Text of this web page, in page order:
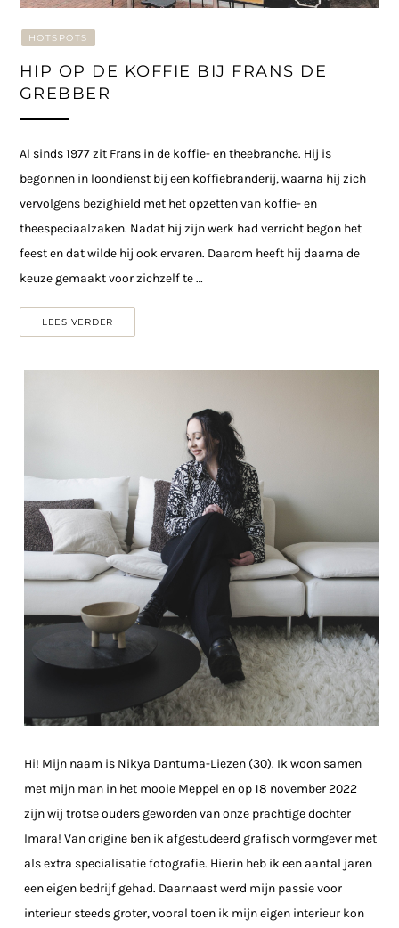
HOTSPOTS
HIP OP DE KOFFIE BIJ FRANS DE
GREBBER
Al sinds 1977 zit Frans in de koffie- en theebranche. Hij is
begonnen in loondienst bij een koffiebranderij, waarna hij zich
vervolgens bezighield met het opzetten van koffie- en
theespeciaalzaken. Nadat hij zijn werk had verricht begon het
feest en dat wilde hij ook ervaren. Daarom heeft hij daarna de
keuze gemaakt voor zichzelf te …
LEES VERDER
Hi! Mijn naam is Nikya Dantuma-Liezen (30). Ik woon samen
met mijn man in het mooie Meppel en op 18 november 2022
zijn wij trotse ouders geworden van onze prachtige dochter
Imara! Van origine ben ik afgestudeerd grafisch vormgever met
als extra specialisatie fotografie. Hierin heb ik een aantal jaren
een eigen bedrijf gehad. Daarnaast werd mijn passie voor
interieur steeds groter, vooral toen ik mijn eigen interieur kon